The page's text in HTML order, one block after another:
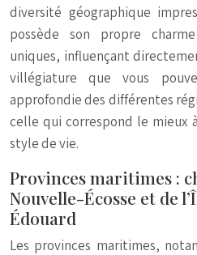
diversité géographique
possède son propre
uniques, influençant
villégiature que vous
approfondie des différentes
celle qui correspond le mieux
style de vie.
Provinces maritimes :
Nouvelle-Écosse et de
Édouard
Les provinces maritimes,